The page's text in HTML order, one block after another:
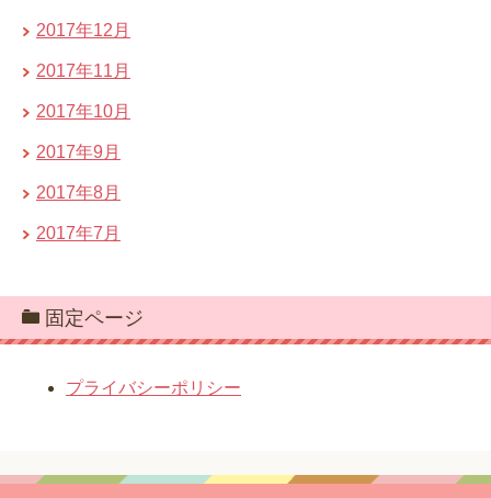
2017年12月
2017年11月
2017年10月
2017年9月
2017年8月
2017年7月
固定ページ
プライバシーポリシー